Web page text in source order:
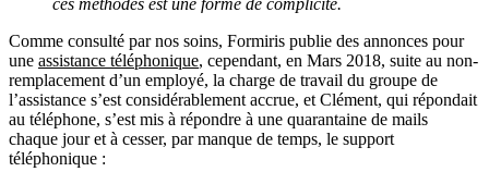
Comme consulté par nos soins, Formiris publie des annonces pour
une assistance téléphonique, cependant, en Mars 2018, suite au non-
remplacement d’un employé, la charge de travail du groupe de
l’assistance s’est considérablement accrue, et Clément, qui répondait
au téléphone, s’est mis à répondre à une quarantaine de mails
chaque jour et à cesser, par manque de temps, le support
téléphonique :